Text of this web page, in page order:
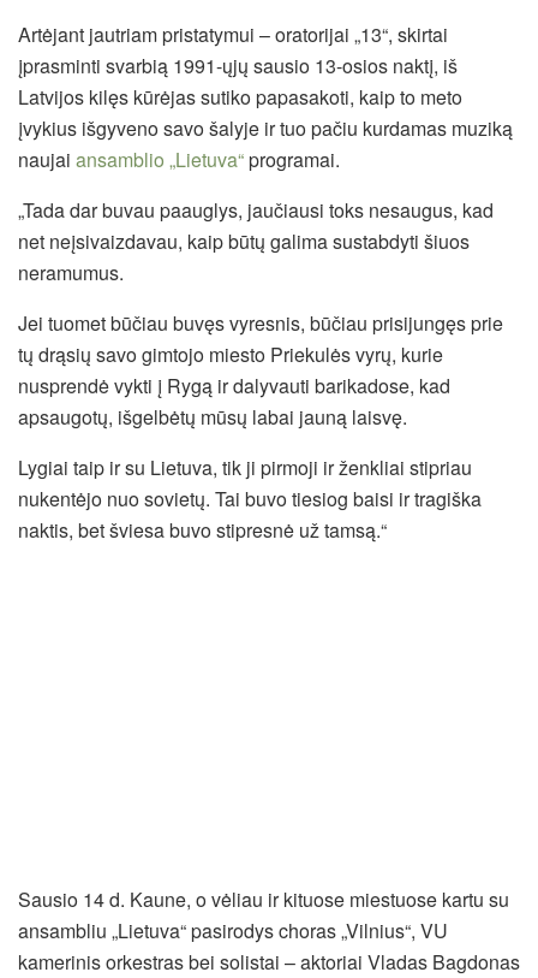
Artėjant jautriam pristatymui – oratorijai „13“, skirtai
įprasminti svarbią 1991-ųjų sausio 13-osios naktį, iš
Latvijos kilęs kūrėjas sutiko papasakoti, kaip to meto
įvykius išgyveno savo šalyje ir tuo pačiu kurdamas muziką
naujai ansamblio „Lietuva“programai.
„Tada dar buvau paauglys, jaučiausi toks nesaugus, kad
net neįsivaizdavau, kaip būtų galima sustabdyti šiuos
neramumus.
Jei tuomet būčiau buvęs vyresnis, būčiau prisijungęs prie
tų drąsių savo gimtojo miesto Priekulės vyrų, kurie
nusprendė vykti į Rygą ir dalyvauti barikadose, kad
apsaugotų, išgelbėtų mūsų labai jauną laisvę.
Lygiai taip ir su Lietuva, tik ji pirmoji ir ženkliai stipriau
nukentėjo nuo sovietų. Tai buvo tiesiog baisi ir tragiška
naktis, bet šviesa buvo stipresnė už tamsą.“
Sausio 14 d. Kaune, o vėliau ir kituose miestuose kartu su
ansambliu „Lietuva“ pasirodys choras „Vilnius“, VU
kamerinis orkestras bei solistai – aktoriai Vladas Bagdonas